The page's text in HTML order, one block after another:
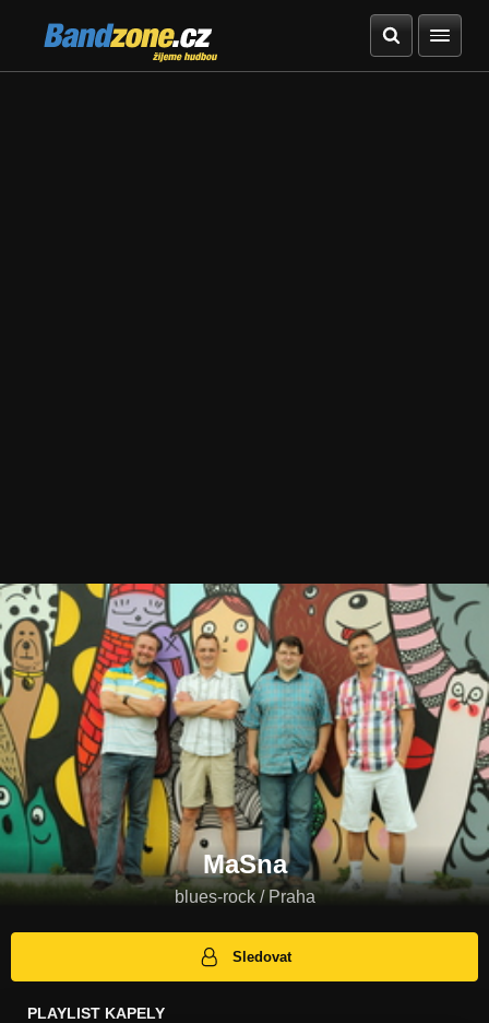
Bandzone.cz
žijeme hudbou
MaSna
blues-rock / Praha
Sledovat
PLAYLIST KAPELY